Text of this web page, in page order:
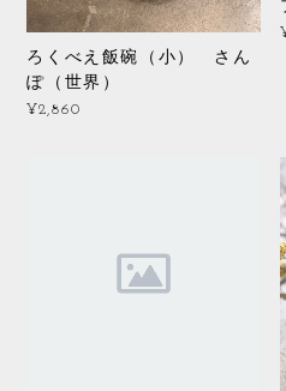
ろくべえ飯碗（小） さん
ぽ（世界）
¥2,860